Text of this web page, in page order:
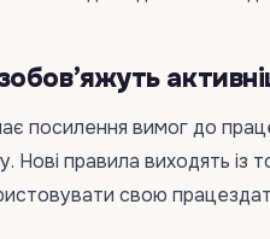
посилення вимог до
Нові правила виходять із
свою